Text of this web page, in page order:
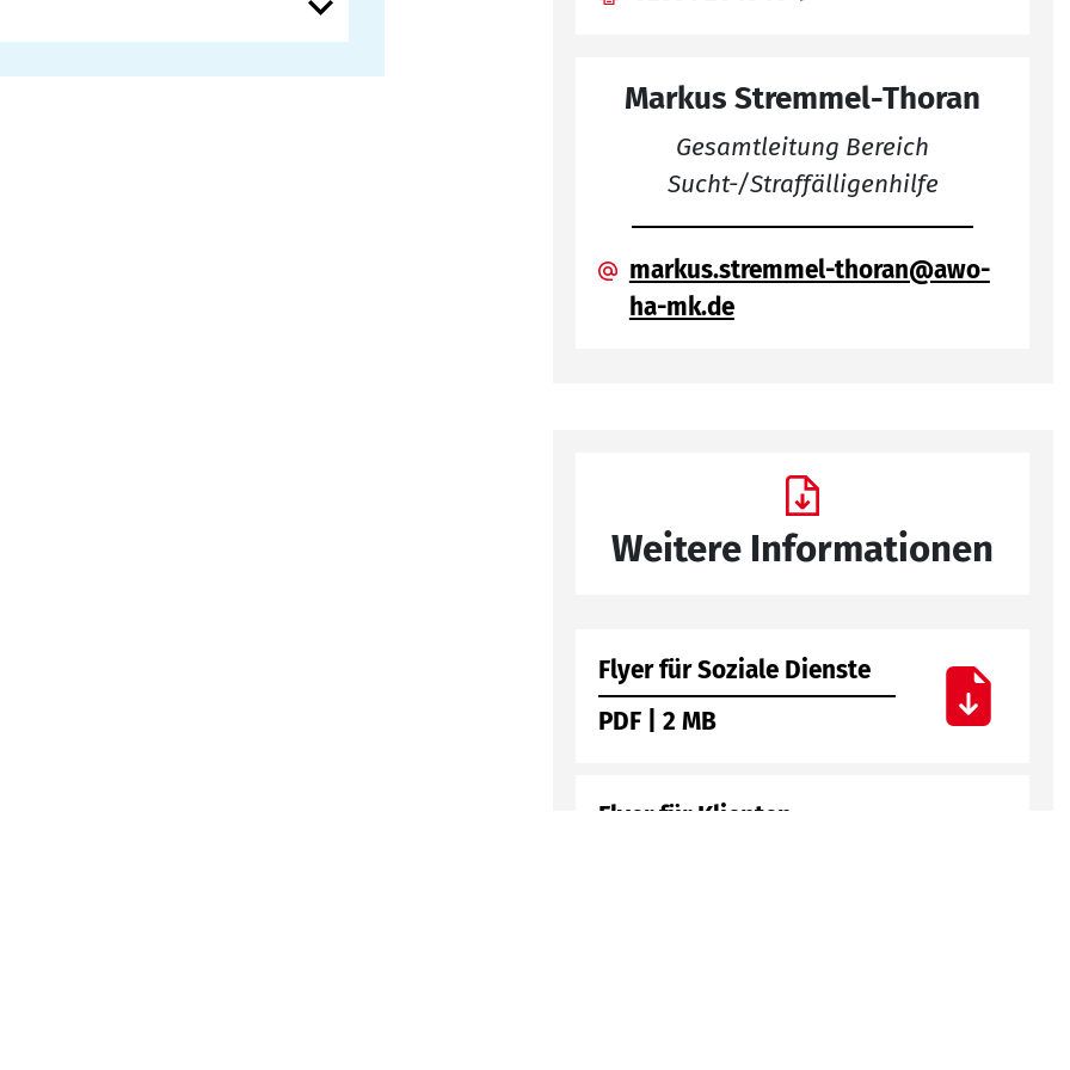
Markus Stremmel-Thoran
Gesamtleitung Bereich
Sucht-/Straffälligenhilfe
markus.stremmel-thoran@awo-
ha-mk.de
Weitere Informationen
Flyer für Soziale Dienste
PDF | 2 MB
Flyer für Klienten